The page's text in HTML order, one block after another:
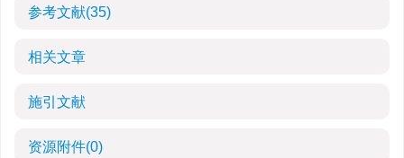
参考文献(35)
相关文章
施引文献
资源附件(0)